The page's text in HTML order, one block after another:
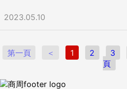
2023.05.10
第一頁 ＜ 1 2 3
頁